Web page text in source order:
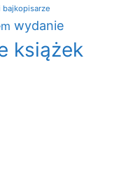
bajkopisarze
wydanie
książek